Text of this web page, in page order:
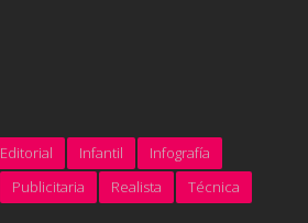
Editorial Infantil
Infografía
Publicitaria Realista
Técnica